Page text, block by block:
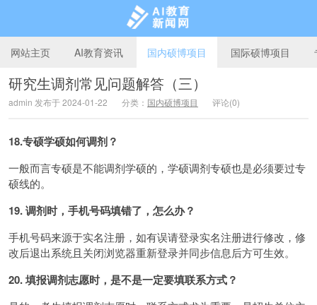
AI教育新闻网
网站主页 AI教育资讯 国内硕博项目 国际硕博项目
研究生调剂常见问题解答（三）
admin 发布于 2024-01-22 分类： 国内硕博项目 评论(0)
18.专硕学硕如何调剂？
一般而言专硕是不能调剂学硕的，学硕调剂专硕也是必须要过专
硕线的。
19. 调剂时，手机号码填错了，怎么办？
手机号码来源于实名注册，如有误请登录实名注册进行修改，修
改后退出系统且关闭浏览器重新登录并同步信息后方可生效。
20. 填报调剂志愿时，是不是一定要填联系方式？